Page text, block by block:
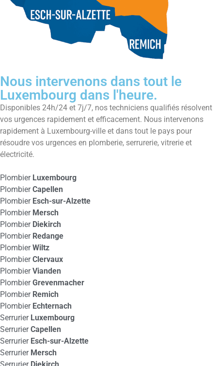
Nous intervenons dans tout le
Luxembourg dans l'heure.
Disponibles 24h/24 et 7j/7, nos techniciens qualifiés résolvent
vos urgences rapidement et efficacement. Nous intervenons
rapidement à Luxembourg-ville et dans tout le pays pour
résoudre vos urgences en plomberie, serrurerie, vitrerie et
électricité.
Plombier Luxembourg
PlombierCapellen
Plombier Esch-sur-Alzette
Plombier Mersch
Plombier Diekirch
Plombier Redange
PlombierWiltz
PlombierClervaux
PlombierVianden
PlombierGrevenmacher
Plombier Remich
Plombier Echternach
Serrurier Luxembourg
SerrurierCapellen
Serrurier Esch-sur-Alzette
Serrurier Mersch